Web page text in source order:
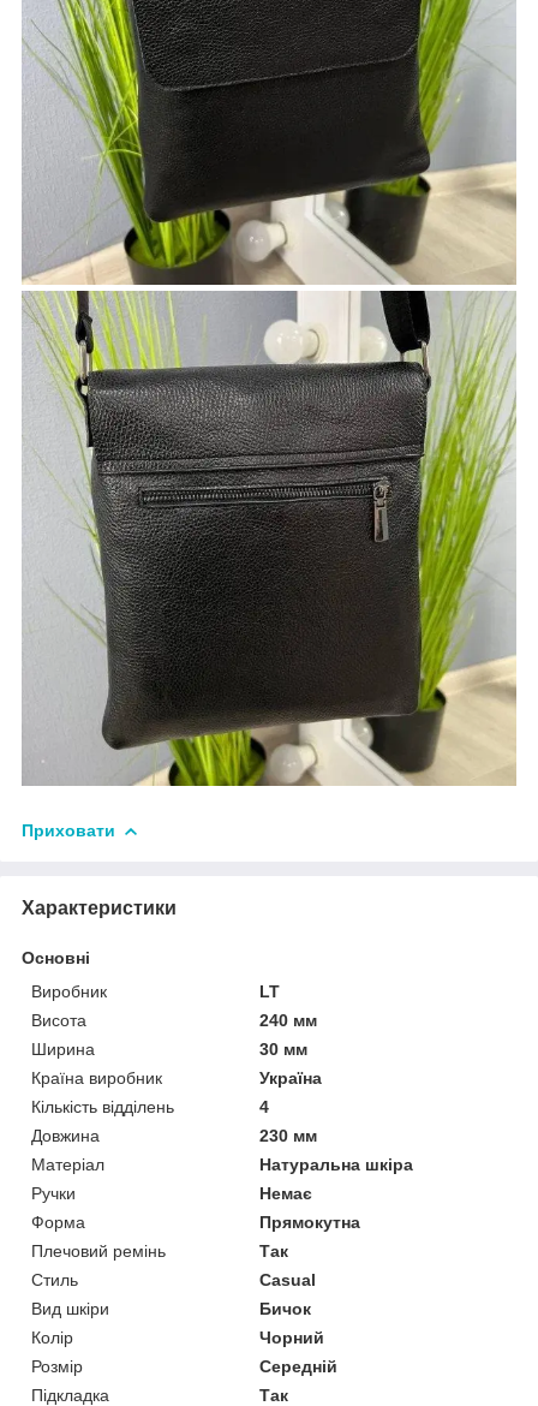
Приховати
Характеристики
Основні
Виробник
LT
Висота
240 мм
Ширина
30 мм
Країна виробник
Україна
Кількість відділень
4
Довжина
230 мм
Матеріал
Натуральна шкіра
Ручки
Немає
Форма
Прямокутна
Плечовий ремінь
Так
Стиль
Casual
Вид шкіри
Бичок
Колір
Чорний
Розмір
Середній
Підкладка
Так